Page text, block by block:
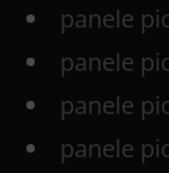
panele
panele
panele
panele